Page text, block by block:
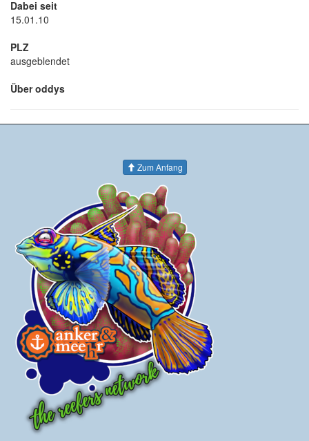
Dabei seit
15.01.10
PLZ
ausgeblendet
Über oddys
Zum Anfang